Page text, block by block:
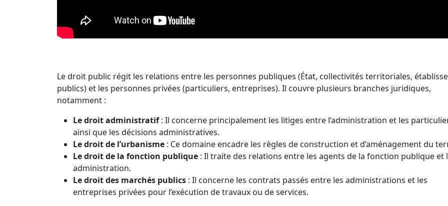
Le droit public régit les relations entre les personnes publiques (État, collectivités territoriales,
publics) et les personnes privées (particuliers, entreprises). Il couvre plusieurs branches juridiques,
notamment :
Le droit administratif: Il concerne principalement les litiges entre l’administration et les
ainsi que les décisions administratives.
Le droit de l’urbanisme : Ce domaine encadre les règles de construction et d’aménagement du
Le droit de la fonction publique : Il traite des relations entre les agents de la fonction publique et
administration.
Le droit des marchés publics : Il concerne les contrats passés entre les administrations et les
entreprises privées pour l’exécution de travaux ou de services.